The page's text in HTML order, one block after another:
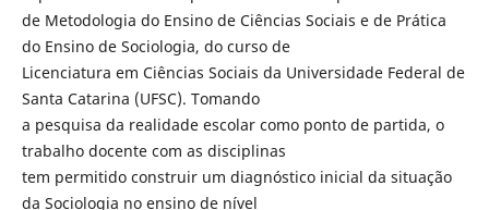
de Metodologia do Ensino de Ciências Sociais e de Prática
do Ensino de Sociologia, do curso de
Licenciatura em Ciências Sociais da Universidade Federal de
Santa Catarina (UFSC). Tomando
a pesquisa da realidade escolar como ponto de partida, o
trabalho docente com as disciplinas
tem permitido construir um diagnóstico inicial da situação
da Sociologia no ensino de nível